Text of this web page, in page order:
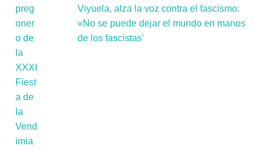
Viyuela, alza la voz contra el fascismo:
«No se puede dejar el mundo en manos
de los fascistas'